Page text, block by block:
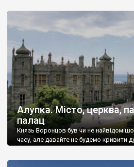
Алупка. Місто, церква,
палац
Князь Воронцов був чи не
часу, але давайте не будемо кривити